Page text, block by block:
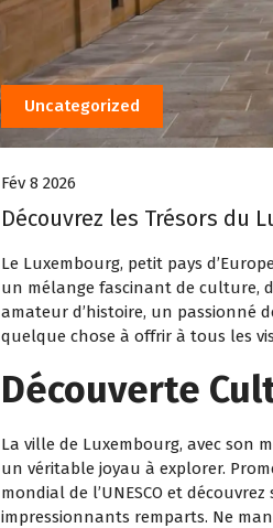
Uncategorized
Fév 8 2026
Découvrez les Trésors du
Le Luxembourg, petit pays
un mélange fascinant de culture,
amateur d’histoire, un passionné
quelque chose à offrir à tous les
Découverte
La ville de Luxembourg, avec son
un véritable joyau à explorer.
mondial de l’UNESCO et
impressionnants remparts. Ne